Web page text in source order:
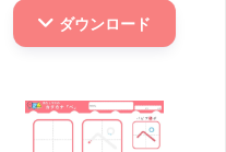
ダウンロード